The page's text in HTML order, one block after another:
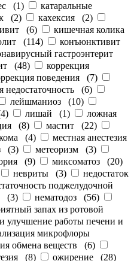
(1)
катаральные
(2) кахексия (2)
(6)
кишечная колика
(114)
конъюнктивит
гастроэнтерит
(48)
коррекция
поведения (7)
недостаточность (6)
лейшманиоз (10)
4) лишай (1)
ложная
(8) мастит (22)
(4)
местная анестезия
(3) метеоризм (3)
(9) миксоматоз (20)
невриты (3)
недостаток
поджелудочной
(3) нематодоз (56)
запах из ротовой
улучшение работы печени и
микрофлоры
обмена веществ (6)
(8) ожирение (28)